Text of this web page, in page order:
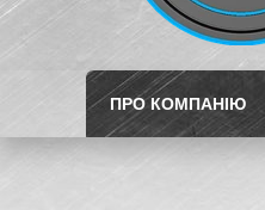
ПРО КОМПАНІЮ